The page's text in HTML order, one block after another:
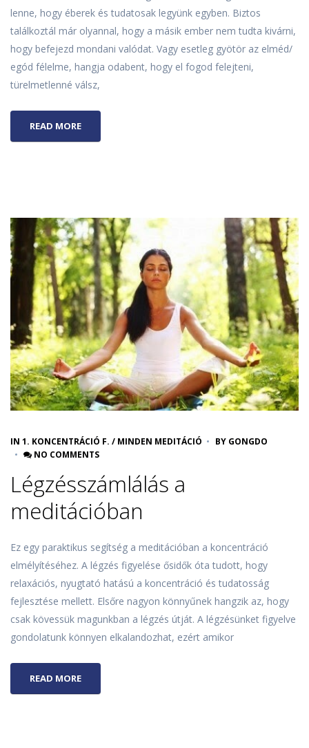
lenne, hogy éberek és tudatosak legyünk egyben. Biztos
találkoztál már olyannal, hogy a másik ember nem tudta kivárni,
hogy befejezd mondani valódat. Vagy esetleg gyötör az elméd/
egód félelme, hangja odabent, hogy el fogod felejteni,
türelmetlenné válsz,
READ MORE
IN 1. KONCENTRÁCIÓ F. / MINDEN MEDITÁCIÓ BY GONGDO
NO COMMENTS
Légzésszámlálás a
meditációban
Ez egy paraktikus segítség a meditációban a koncentráció
elmélyítéséhez. A légzés figyelése ősidők óta tudott, hogy
relaxációs, nyugtató hatású a koncentráció és tudatosság
fejlesztése mellett. Elsőre nagyon könnyűnek hangzik az, hogy
csak kövessük magunkban a légzés útját. A légzésünket figyelve
gondolatunk könnyen elkalandozhat, ezért amikor
READ MORE